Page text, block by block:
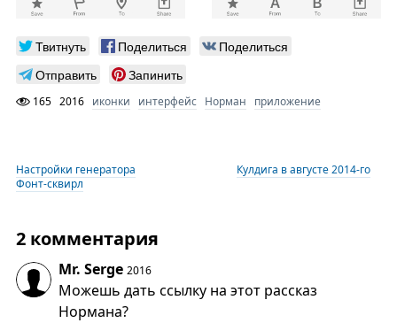
Твитнуть Поделиться
Поделиться
Отправить
Запинить
165 2016 иконки интерфейс Норман приложение
Настройки генератора
Фонт-сквирл
Кулдига в августе 2014-го
2 комментария
Mr. Serge 2016
Можешь дать ссылку на этот рассказ
Нормана?